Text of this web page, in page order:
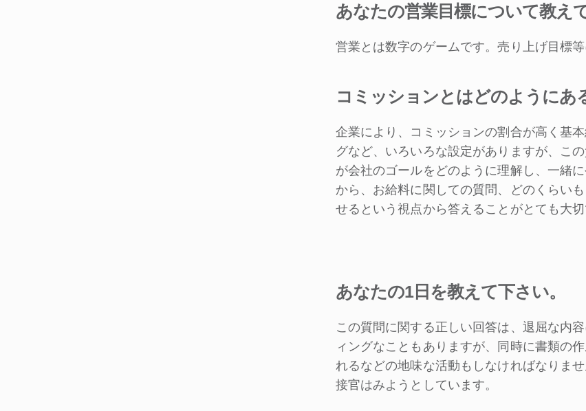
あなたの営業目標について教え
営業とは数字のゲームです。売り上げ目標
コミッションとはどのようにあ
企業により、コミッションの割合が高く基
グなど、いろいろな設定がありますが、こ
が会社のゴールをどのように理解し、一緒
から、お給料に関しての質問、どのくらい
せるという視点から答えることがとても大切
あなたの1日を教えて下さい。
この質問に関する正しい回答は、退屈な内
ィングなこともありますが、同時に書類の
れるなどの地味な活動もしなければなりま
接官はみようとしています。